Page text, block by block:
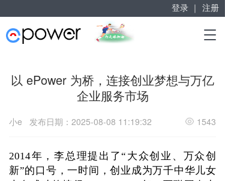
T
l
a
g
a
赋能“大众创业”
掘金万亿企业服务市场！
登录 ｜ 注册
以 ePower 为桥，连接创业梦想与万亿
企业服务市场
小e 发布日期：2025-08-08 11:19:32 1543
2014年，李总理提出了“大众创业、万众创
新”的口号，一时间，创业成为万千中华儿女